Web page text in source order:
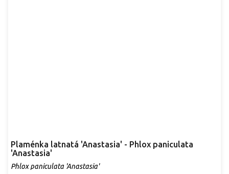
Plaménka latnatá 'Anastasia' - Phlox paniculata
'Anastasia'
Phlox paniculata 'Anastasia'